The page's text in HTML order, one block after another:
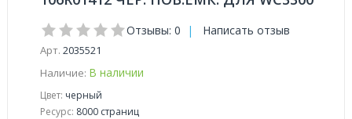
Отзывы: 0 | Написать отзыв
Арт. 2035521
Наличие: В наличии
Цвет: черный
Ресурс: 8000 страниц